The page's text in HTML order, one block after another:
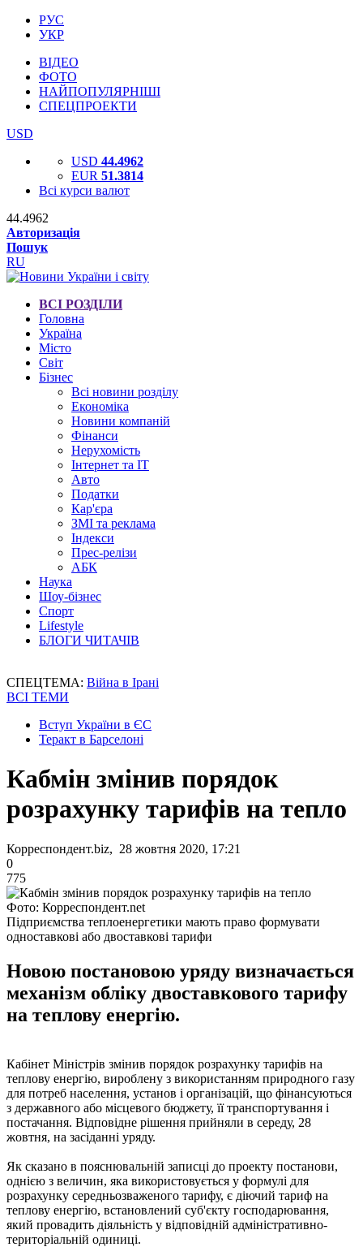
РУС
УКР
ВІДЕО
ФОТО
НАЙПОПУЛЯРНІШІ
СПЕЦПРОЕКТИ
USD
USD 44.4962
EUR 51.3814
Всі курси валют
44.4962
Авторизація
Пошук
RU
ВСІ РОЗДІЛИ
Головна
Україна
Місто
Світ
Бізнес
Всі новини розділу
Економіка
Новини компаній
Фінанси
Нерухомість
Інтернет та IT
Авто
Податки
Кар'єра
ЗМІ та реклама
Індекси
Прес-релізи
АБК
Наука
Шоу-бізнес
Спорт
Lifestyle
БЛОГИ ЧИТАЧІВ
СПЕЦТЕМА: Війна в Ірані
ВСІ ТЕМИ
Вступ України в ЄС
Теракт в Барселоні
Кабмін змінив порядок
розрахунку тарифів на тепло
Корреспондент.biz, 28 жовтня 2020, 17:21
0
775
Фото: Корреспондент.net
Підприємства теплоенергетики мають право формувати
одноставкові або двоставкові тарифи
Новою постановою уряду визначається
механізм обліку двоставкового тарифу
на теплову енергію.
Кабінет Міністрів змінив порядок розрахунку тарифів на
теплову енергію, вироблену з використанням природного газу
для потреб населення, установ і організацій, що фінансуються
з державного або місцевого бюджету, її транспортування і
постачання. Відповідне рішення прийняли в середу, 28
жовтня, на засіданні уряду.
Як сказано в пояснювальній записці до проекту постанови,
однією з величин, яка використовується у формулі для
розрахунку середньозваженого тарифу, є діючий тариф на
теплову енергію, встановлений суб'єкту господарювання,
який провадить діяльність у відповідній адміністративно-
територіальній одиниці.